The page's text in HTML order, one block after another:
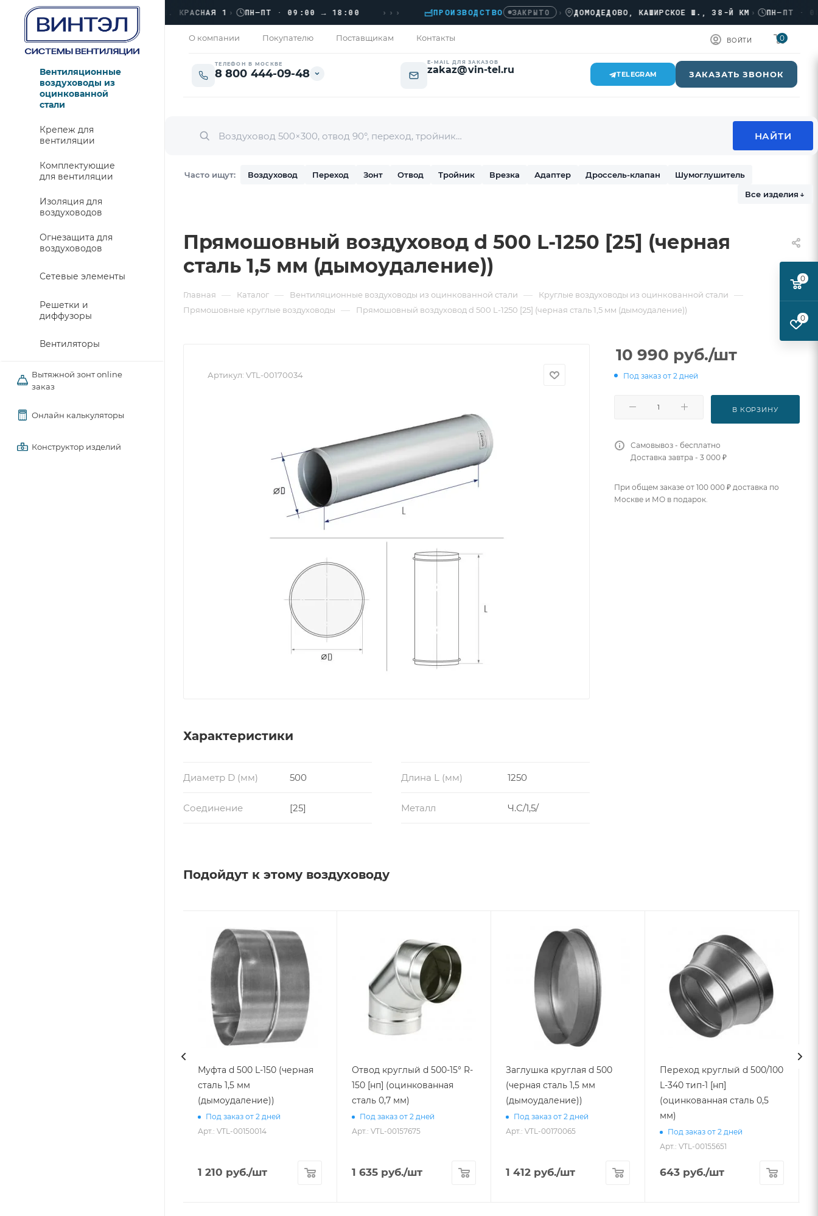
ЗАКРЫТО › ЛЮБЕРЦЫ, УЛ. КРАСНАЯ 1› ПН–ПТ · 09:00 → 18:00 ››› ПРОИЗВОДСТВО ЗАКРЫТО › ДОМОДЕДОВО, КАШИРСКОЕ Ш., 38-Й КМ› ПН–ПТ ·
О компании Покупателю Поставщикам Контакты ВОЙТИ 0
ТЕЛЕФОН В МОСКВЕ
8 800 444-09-48
E-MAIL ДЛЯ ЗАКАЗОВ
zakaz@vin-tel.ru TELEGRAM ЗАКАЗАТЬ ЗВОНОК
Часто ищут: Воздуховод Переход Зонт Отвод Тройник Врезка Адаптер Дроссель-клапан
Шумоглушитель
Все изделия ↓
Вентиляционные
воздуховоды из
оцинкованной
стали
Крепеж для
вентиляции
Комплектующие
для вентиляции
Изоляция для
воздуховодов
Огнезащита для
воздуховодов
Сетевые элементы
Решетки и
диффузоры
Вентиляторы
Вытяжной зонт online
заказ
Онлайн калькуляторы
Конструктор изделий
Прямошовный воздуховод d 500 L-1250 [25] (черная
сталь 1,5 мм (дымоудаление))
Главная — Каталог — Вентиляционные воздуховоды из оцинкованной стали — Круглые воздуховоды из оцинкованной стали —
Прямошовные круглые воздуховоды — Прямошовный воздуховод d 500 L-1250 [25] (черная сталь 1,5 мм (дымоудаление))
Артикул: VTL-00170034
Характеристики
Диаметр D (мм) 500 Длина L (мм) 1250
Соединение [25] Металл Ч.С/1,5/
10 990 руб./шт
Под заказ от 2 дней
В КОРЗИНУ
Самовывоз - бесплатно
Доставка завтра - 3 000 ₽
При общем заказе от 100 000 ₽ доставка по
Москве и МО в подарок.
Подойдут к этому воздуховоду
Муфта d 500 L-150 (черная
сталь 1,5 мм
(дымоудаление))
Под заказ от 2 дней
Арт.: VTL-00150014
1 210 руб./шт
Отвод круглый d 500-15° R-
150 [нп] (оцинкованная
сталь 0,7 мм)
Под заказ от 2 дней
Арт.: VTL-00157675
1 635 руб./шт
Заглушка круглая d 500
(черная сталь 1,5 мм
(дымоудаление))
Под заказ от 2 дней
Арт.: VTL-00170065
1 412 руб./шт
Переход круглый d 500/100
L-340 тип-1 [нп]
(оцинкованная сталь 0,5
мм)
Под заказ от 2 дней
Арт.: VTL-00155651
643 руб./шт
0
0